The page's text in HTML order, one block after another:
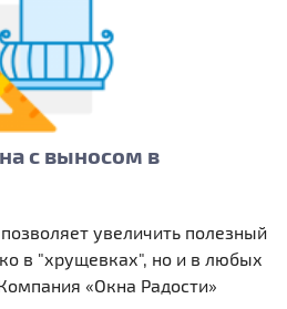
с выносом в
увеличить полезный
в "хрущевках", но и в любых
«Окна Радости»